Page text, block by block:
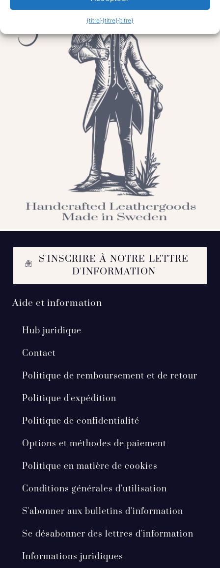
{titre}{titre}{titre}
S'INSCRIRE À NOTRE LETTRE
D'INFORMATION
Aide et information
Hub juridique
Contact
Politique de remboursement et de retour
Politique d'expédition
Politique de confidentialité
Options et méthodes de paiement
Politique en matière de cookies
Conditions générales d'utilisation
S'abonner aux bulletins d'information
Se désabonner des lettres d'information
Informations juridiques